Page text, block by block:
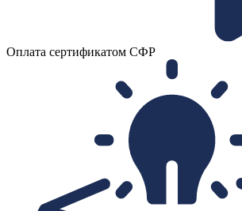
Оплата сертификатом СФР